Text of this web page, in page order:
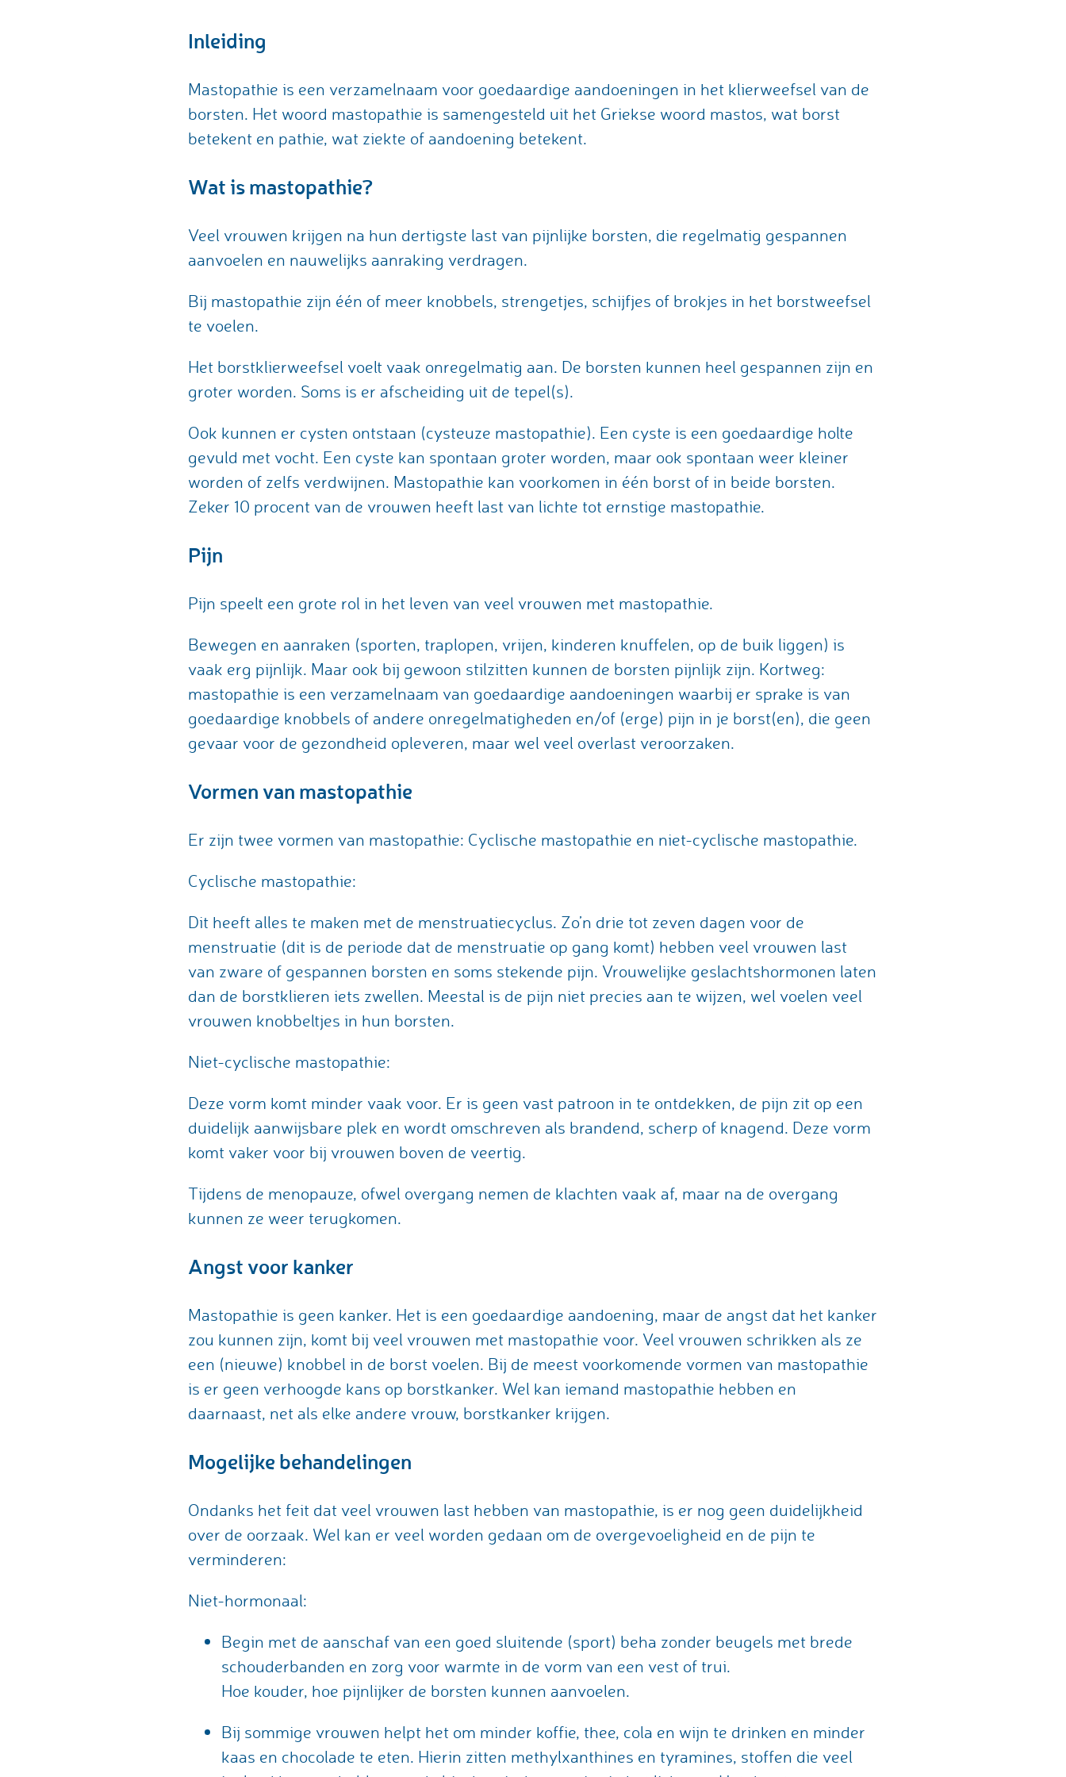
Inleiding
Mastopathie is een verzamelnaam voor goedaardige aandoeningen in het klierweefsel van de
borsten. Het woord mastopathie is samengesteld uit het Griekse woord mastos, wat borst
betekent en pathie, wat ziekte of aandoening betekent.
Wat is mastopathie?
Veel vrouwen krijgen na hun dertigste last van pijnlijke borsten, die regelmatig gespannen
aanvoelen en nauwelijks aanraking verdragen.
Bij mastopathie zijn één of meer knobbels, strengetjes, schijfjes of brokjes in het borstweefsel
te voelen.
Het borstklierweefsel voelt vaak onregelmatig aan. De borsten kunnen heel gespannen zijn en
groter worden. Soms is er afscheiding uit de tepel(s).
Ook kunnen er cysten ontstaan (cysteuze mastopathie). Een cyste is een goedaardige holte
gevuld met vocht. Een cyste kan spontaan groter worden, maar ook spontaan weer kleiner
worden of zelfs verdwijnen. Mastopathie kan voorkomen in één borst of in beide borsten.
Zeker 10 procent van de vrouwen heeft last van lichte tot ernstige mastopathie.
Pijn
Pijn speelt een grote rol in het leven van veel vrouwen met mastopathie.
Bewegen en aanraken (sporten, traplopen, vrijen, kinderen knuffelen, op de buik liggen) is
vaak erg pijnlijk. Maar ook bij gewoon stilzitten kunnen de borsten pijnlijk zijn. Kortweg:
mastopathie is een verzamelnaam van goedaardige aandoeningen waarbij er sprake is van
goedaardige knobbels of andere onregelmatigheden en/of (erge) pijn in je borst(en), die geen
gevaar voor de gezondheid opleveren, maar wel veel overlast veroorzaken.
Vormen van mastopathie
Er zijn twee vormen van mastopathie: Cyclische mastopathie en niet-cyclische mastopathie.
Cyclische mastopathie:
Dit heeft alles te maken met de menstruatiecyclus. Zo’n drie tot zeven dagen voor de
menstruatie (dit is de periode dat de menstruatie op gang komt) hebben veel vrouwen last
van zware of gespannen borsten en soms stekende pijn. Vrouwelijke geslachtshormonen laten
dan de borstklieren iets zwellen. Meestal is de pijn niet precies aan te wijzen, wel voelen veel
vrouwen knobbeltjes in hun borsten.
Niet-cyclische mastopathie:
Deze vorm komt minder vaak voor. Er is geen vast patroon in te ontdekken, de pijn zit op een
duidelijk aanwijsbare plek en wordt omschreven als brandend, scherp of knagend. Deze vorm
komt vaker voor bij vrouwen boven de veertig.
Tijdens de menopauze, ofwel overgang nemen de klachten vaak af, maar na de overgang
kunnen ze weer terugkomen.
Angst voor kanker
Mastopathie is geen kanker. Het is een goedaardige aandoening, maar de angst dat het kanker
zou kunnen zijn, komt bij veel vrouwen met mastopathie voor. Veel vrouwen schrikken als ze
een (nieuwe) knobbel in de borst voelen. Bij de meest voorkomende vormen van mastopathie
is er geen verhoogde kans op borstkanker. Wel kan iemand mastopathie hebben en
daarnaast, net als elke andere vrouw, borstkanker krijgen.
Mogelijke behandelingen
Ondanks het feit dat veel vrouwen last hebben van mastopathie, is er nog geen duidelijkheid
over de oorzaak. Wel kan er veel worden gedaan om de overgevoeligheid en de pijn te
verminderen:
Niet-hormonaal:
Begin met de aanschaf van een goed sluitende (sport) beha zonder beugels met brede
schouderbanden en zorg voor warmte in de vorm van een vest of trui.
Hoe kouder, hoe pijnlijker de borsten kunnen aanvoelen.
Bij sommige vrouwen helpt het om minder koffie, thee, cola en wijn te drinken en minder
kaas en chocolade te eten. Hierin zitten methylxanthines en tyramines, stoffen die veel